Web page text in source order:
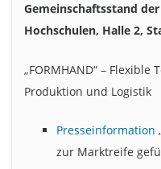
Gemeinschaftsstand
Hochschulen, Halle 2,
„FORMHAND“ –
Produktion und Logistik
Presseinformation
zur Marktreife